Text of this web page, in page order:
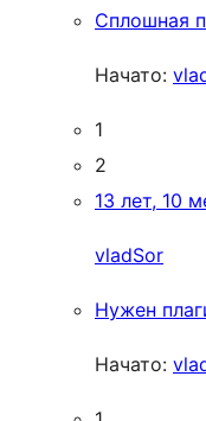
Сплошная
Начато:
1
2
13 лет, 10
vladSor
Нужен
Начато: